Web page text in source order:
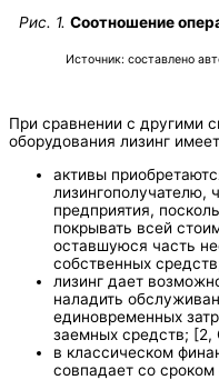
Рис. 1. Соотношение
Источник: составлено
При сравнении с другими
оборудования лизинг
активы
лизингополучателю,
предприятия,
покрывать всей
оставшуюся часть
собственных
лизинг дает
наладить
единовременных
заемных средств; [2,
в классическом
совпадает со